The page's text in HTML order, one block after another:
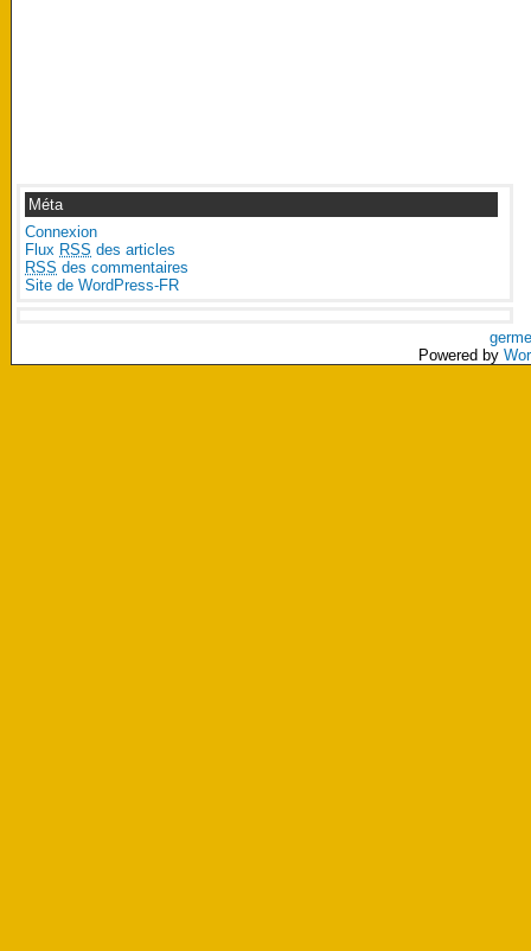
Méta
Connexion
Flux RSS des articles
RSS des commentaires
Site de WordPress-FR
Powered by